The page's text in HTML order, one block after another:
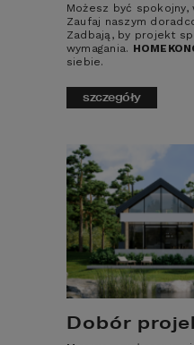
Możesz być spokojny,
Zaufaj naszym
Zadbają, by projekt
wymagania.
siebie.
szczegóły
Dobór
warto
odrobinę
podejścia.
ZALETY
Podstawową
tradycyjnego jest
Tradycja, która